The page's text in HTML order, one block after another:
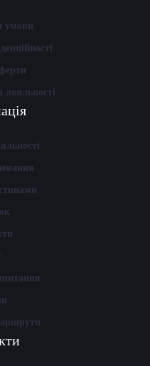
умови